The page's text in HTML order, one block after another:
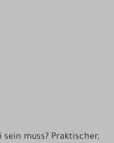
muss? Praktischer,